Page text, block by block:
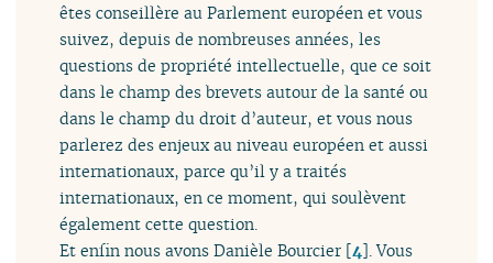
êtes conseillère au Parlement européen et vous
suivez, depuis de nombreuses années, les
questions de propriété intellectuelle, que ce soit
dans le champ des brevets autour de la santé ou
dans le champ du droit d’auteur, et vous nous
parlerez des enjeux au niveau européen et aussi
internationaux, parce qu’il y a traités
internationaux, en ce moment, qui soulèvent
également cette question.
Et enfin nous avons Danièle Bourcier [4] . Vous